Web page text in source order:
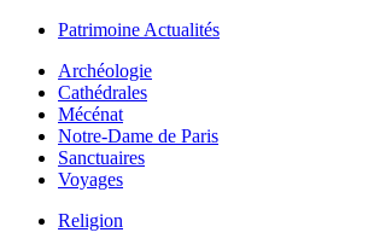
Patrimoine Actualités
Archéologie
Cathédrales
Mécénat
Notre-Dame de Paris
Sanctuaires
Voyages
Religion